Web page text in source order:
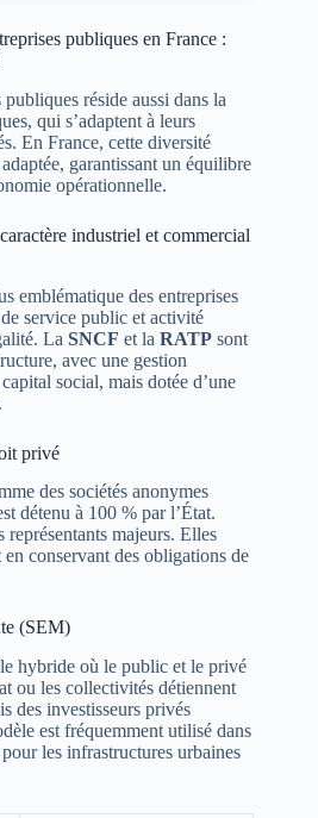
publiques en France :
réside aussi dans la
qui s’adaptent à leurs
En France, cette diversité
garantissant un équilibre
opérationnelle.
industriel et commercial
emblématique des entreprises
service public et activité
La SNCF et la RATP sont
avec une gestion
social, mais dotée d’une
privé
des sociétés anonymes
détenu à 100 % par l’État.
représentants majeurs. Elles
conservant des obligations de
(SEM)
hybride où le public et le privé
ou les collectivités détiennent
des investisseurs privés
est fréquemment utilisé dans
les infrastructures urbaines